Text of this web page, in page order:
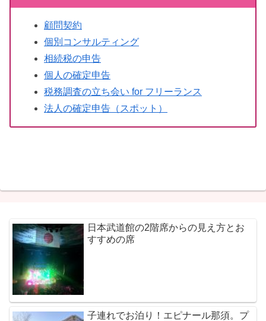
顧問契約
個別コンサルティング
相続税の申告
個人の確定申告
税務調査の立ち会い for フリーランス
法人の確定申告（スポット）
日本武道館の2階席からの見え方とお
すすめの席
子連れでお泊り！エピナール那須。プ